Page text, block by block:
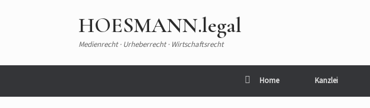
HOESMANN.legal
Medienrecht · Urheberrecht · Wirtschaftsrecht
Home Kanzlei